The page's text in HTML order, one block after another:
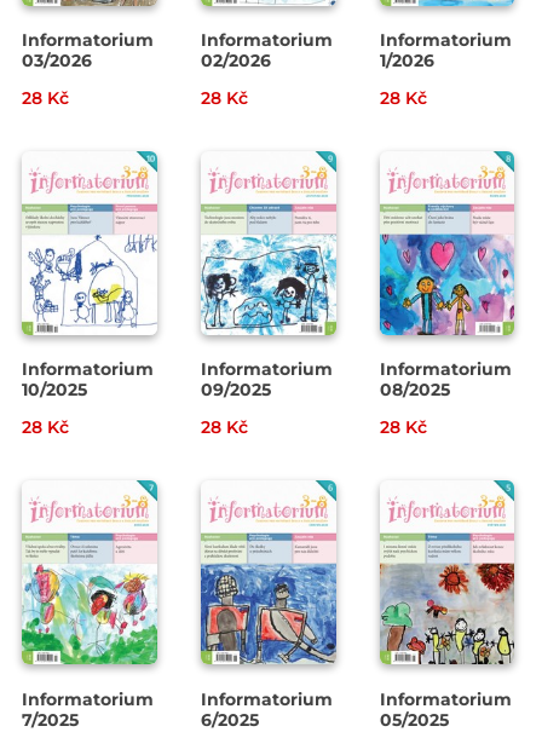
Informatorium
03/2026
28 Kč
Informatorium
02/2026
28 Kč
Informatorium
1/2026
28 Kč
Informatorium
10/2025
28 Kč
Informatorium
09/2025
28 Kč
Informatorium
08/2025
28 Kč
Informatorium
7/2025
Informatorium
6/2025
Informatorium
05/2025